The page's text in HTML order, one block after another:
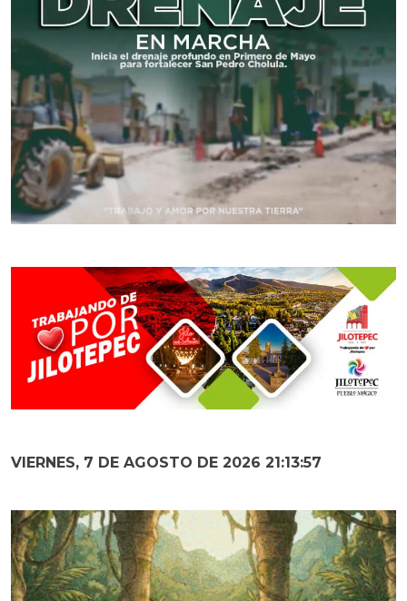
VIERNES, 7 DE AGOSTO DE 2026 21:13:59